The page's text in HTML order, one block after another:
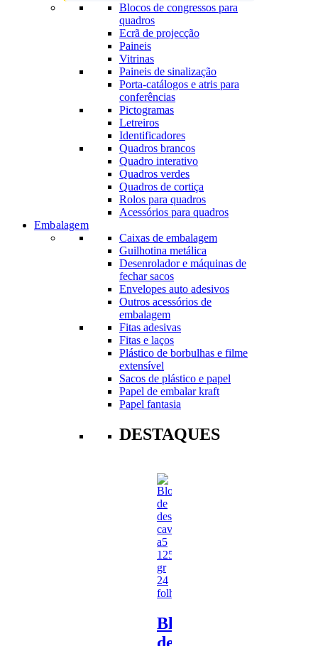
Blocos de congressos para
quadros
Ecrã de projecção
Paineis
Vitrinas
Paineis de sinalização
Porta-catálogos e atris para
conferências
Pictogramas
Letreiros
Identificadores
Quadros brancos
Quadro interativo
Quadros verdes
Quadros de cortiça
Rolos para quadros
Acessórios para quadros
Embalagem
Caixas de embalagem
Guilhotina metálica
Desenrolador e máquinas de
fechar sacos
Envelopes auto adesivos
Outros acessórios de
embalagem
Fitas adesivas
Fitas e laços
Plástico de borbulhas e filme
extensível
Sacos de plástico e papel
Papel de embalar kraft
Papel fantasia
DESTAQUES
Bloco
de